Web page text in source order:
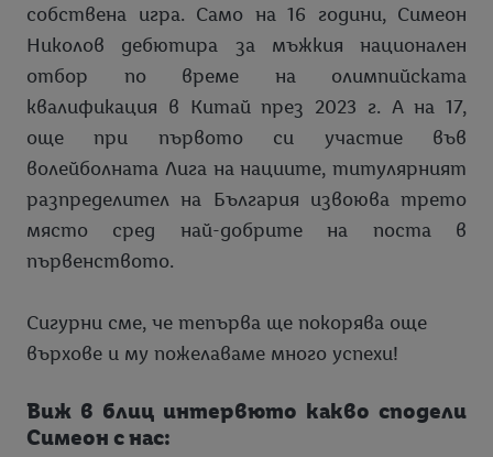
собствена игра. Само на 16 години, Симеон
Николов дебютира за мъжкия национален
отбор по време на олимпийската
квалификация в Китай през 2023 г. А на 17,
още при първото си участие във
волейболната Лига на нациите, титулярният
разпределител на България извоюва трето
място сред най-добрите на поста в
първенството.
Сигурни сме, че тепърва ще покорява още
върхове и му пожелаваме много успехи!
Виж в блиц интервюто какво сподели
Симеон с нас: